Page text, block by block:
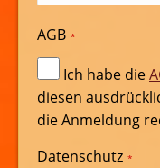
AGB *
Ich habe die
diesen
die Anmeldung
Datenschutz *